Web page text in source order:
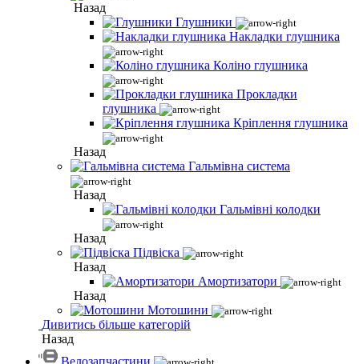
Назад
Глушники
Накладки глушника
Коліно глушника
Прокладки
глушника
Кріплення глушника
Назад
Гальмівна система
Назад
Гальмівні колодки
Назад
Підвіска
Назад
Амортизатори
Назад
Мотошини
Дивитись більше категорій
Назад
Велозапчастини